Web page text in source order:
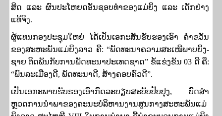
ສິດ ແລະ ຜົນປະໂຫຍດອັນຊອບທຳຂອງແມ່ຍິງ ແລະ ເດັກຢ່າງ
ແທ້ຈິງ.
ຜູ້ແທນກອງປະຊຸມໃຫຍ່ ໄດ້ເປັນເອກະສັນຮັບຮອງເອົາ ຄໍາຂວັນ
ຂອງສະຫະພັນແມ່ຍິງລາວ ຄື: “ພັດທະນາຄວາມສະເໝີພາບຍິງ-
ຊາຍ ຕິດພັນກັບການພັດທະນາປະເທດຊາດ” ຂໍ້ແຂ່ງຂັນ03 ດີ ຄື:
“ພົນລະເມືອງດີ, ພັດທະນາດີ, ສ້າງຄອບຄົວດີ”.
ເປັນເອກະພາບຮັບຮອງເອົາກົດລະບຽບສະບັບປັບປຸງ, ບົດສໍາ
ຫຼວດການນໍາພາຂອງຄະນະບໍລິຫານງານສູນກາງສະຫະພັນແມ່